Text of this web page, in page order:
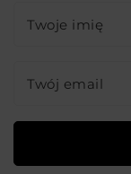
Twoje imię
Twój email